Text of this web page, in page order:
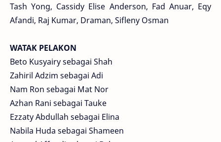
Tash Yong, Cassidy Elise Anderson, Fad Anuar, Eqy
Afandi, Raj Kumar, Draman, Sifleny Osman
WATAK PELAKON
Beto Kusyairy sebagai Shah
Zahiril Adzim sebagai Adi
Nam Ron sebagai Mat Nor
Azhan Rani sebagai Tauke
Ezzaty Abdullah sebagai Elina
Nabila Huda sebagai Shameen